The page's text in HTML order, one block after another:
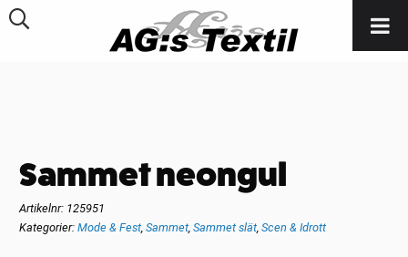
Sammet neongul
Artikelnr: 125951
Kategorier:Mode & Fest,Sammet,Sammet slät,Scen & Idrott